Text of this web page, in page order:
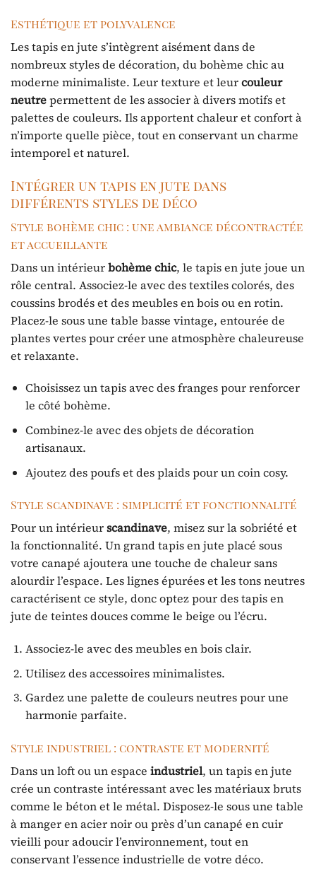
Esthétique et polyvalence
Les tapis en jute s’intègrent aisément dans de
nombreux styles de décoration, du bohème chic au
moderne minimaliste. Leur texture et leurcouleur
neutrepermettent de les associer à divers motifs et
palettes de couleurs. Ils apportent chaleur et confort à
n’importe quelle pièce, tout en conservant un charme
intemporel et naturel.
Intégrer un tapis en jute dans
différents styles de déco
Style bohème chic : une ambiance décontractée
et accueillante
Dans un intérieurbohème chic, le tapis en jute joue un
rôle central. Associez-le avec des textiles colorés, des
coussins brodés et des meubles en bois ou en rotin.
Placez-le sous une table basse vintage, entourée de
plantes vertes pour créer une atmosphère chaleureuse
et relaxante.
Choisissez un tapis avec des franges pour renforcer
le côté bohème.
Combinez-le avec des objets de décoration
artisanaux.
Ajoutez des poufs et des plaids pour un coin cosy.
Style scandinave : simplicité et fonctionnalité
Pour un intérieurscandinave, misez sur la sobriété et
la fonctionnalité. Un grand tapis en jute placé sous
votre canapé ajoutera une touche de chaleur sans
alourdir l’espace. Les lignes épurées et les tons neutres
caractérisent ce style, donc optez pour des tapis en
jute de teintes douces comme le beige ou l’écru.
Associez-le avec des meubles en bois clair.
Utilisez des accessoires minimalistes.
Gardez une palette de couleurs neutres pour une
harmonie parfaite.
Style industriel : contraste et modernité
Dans un loft ou un espace industriel, un tapis en jute
crée un contraste intéressant avec les matériaux bruts
comme le béton et le métal. Disposez-le sous une table
à manger en acier noir ou près d’un canapé en cuir
vieilli pour adoucir l’environnement, tout en
conservant l’essence industrielle de votre déco.